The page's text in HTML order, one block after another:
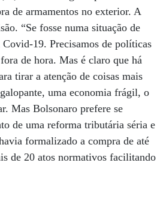
de armamentos no exterior. A
“Se fosse numa situação de
19. Precisamos de políticas
de hora. Mas é claro que há
tirar a atenção de coisas mais
uma economia frágil, o
Mas Bolsonaro prefere se
de uma reforma tributária séria e
formalizado a compra de até
de 20 atos normativos facilitando